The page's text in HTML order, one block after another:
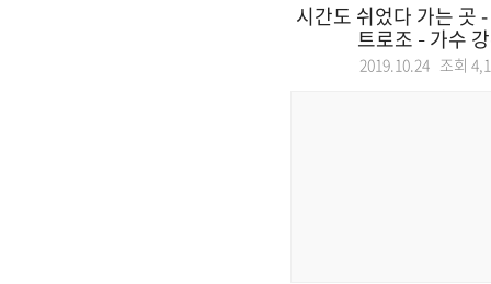
시간도 쉬었다 가는 곳
트로조 – 가수
2019.10.24 조회